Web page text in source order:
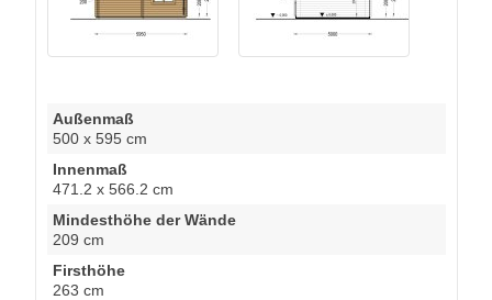
Außenmaß
500 x 595 cm
Innenmaß
471.2 x 566.2 cm
Mindesthöhe der Wände
209 cm
Firsthöhe
263 cm